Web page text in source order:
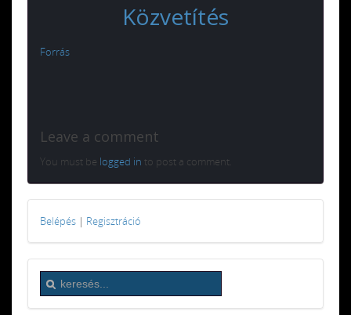
Közvetítés
Forrás
Leave a comment
You must be logged in to post a comment.
Belépés | Regisztráció